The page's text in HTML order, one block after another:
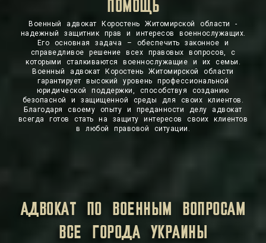
ЗАЩИТА
ПОМОЩЬ
Военный адвокат Коростень Житомирской области -
надежный защитник прав и интересов военнослужащих.
Его основная задача – обеспечить законное и
справедливое решение всех правовых вопросов, с
которыми сталкиваются военнослужащие и их семьи.
Военный адвокат Коростень Житомирской области
гарантирует высокий уровень профессиональной
юридической поддержки, способствуя созданию
безопасной и защищенной среды для своих клиентов.
Благодаря своему опыту и преданности делу адвокат
всегда готов стать на защиту интересов своих клиентов
в любой правовой ситуации.
АДВОКАТ ПО ВОЕННЫМ ВОПРОСАМ
ВСЕ ГОРОДА УКРАИНЫ